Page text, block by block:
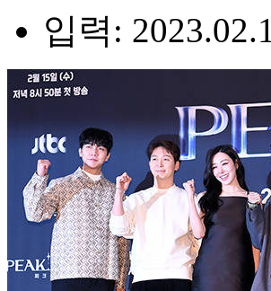
입력: